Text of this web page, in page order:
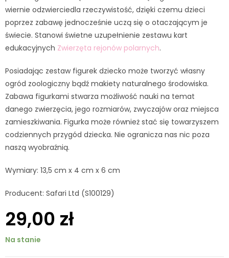
wiernie odzwierciedla rzeczywistość, dzięki czemu dzieci
poprzez zabawę jednocześnie uczą się o otaczającym je
świecie. Stanowi świetne uzupełnienie zestawu kart
edukacyjnych Zwierzęta rejonów polarnych.
Posiadając zestaw figurek dziecko może tworzyć własny
ogród zoologiczny bądź makiety naturalnego środowiska.
Zabawa figurkami stwarza możliwość nauki na temat
danego zwierzęcia, jego rozmiarów, zwyczajów oraz miejsca
zamieszkiwania. Figurka może również stać się towarzyszem
codziennych przygód dziecka. Nie ogranicza nas nic poza
naszą wyobraźnią.
Wymiary: 13,5 cm x 4 cm x 6 cm
Producent: Safari Ltd (S100129)
29,00 zł
Na stanie